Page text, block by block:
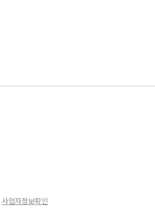
사업자정보확인